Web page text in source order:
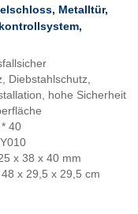
Metalltür,
Diebstahlschutz,
hohe Sicherheit
40
x 38 x 40 mm
x 29,5 x 29,5 cm